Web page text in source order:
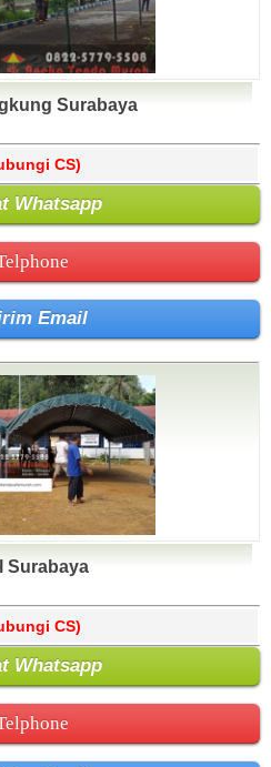
Surabaya
CS)
Whatsapp
Email
Surabaya
CS)
Whatsapp